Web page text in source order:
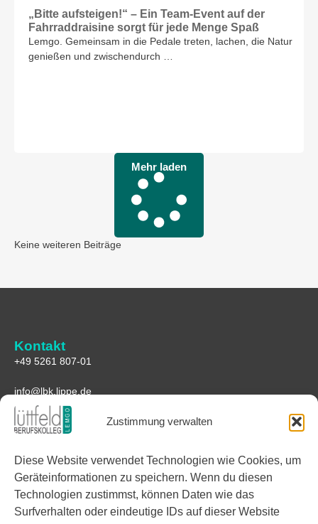
Zustimmung verwalten
Diese Website verwendet Technologien wie Cookies, um
Geräteinformationen zu speichern. Wenn du diesen
Technologien zustimmst, können Daten wie das
Surfverhalten oder eindeutige IDs auf dieser Website
„Bitte aufsteigen!“ – Ein Team-Event auf der
Fahrraddraisine sorgt für jede Menge Spaß
Lemgo. Gemeinsam in die Pedale treten, lachen, die Natur
genießen und zwischendurch …
Mehr laden
Keine weiteren Beiträge
Kontakt
+49 5261 807-01
info@lbk.lippe.de
Anfahrt
Lüttfeld 1
32657 Lemgo
Google Maps